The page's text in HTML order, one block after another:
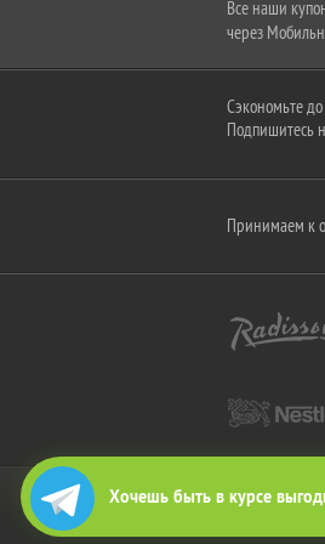
Хочешь быть в курсе
Все наши
через
Сэкономьте
Подпишитесь
Принимаем к
2010-2026 ©
Все права на